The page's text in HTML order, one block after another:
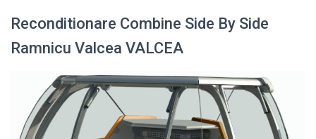
Reconditionare Combine Side By Side
Ramnicu Valcea VALCEA